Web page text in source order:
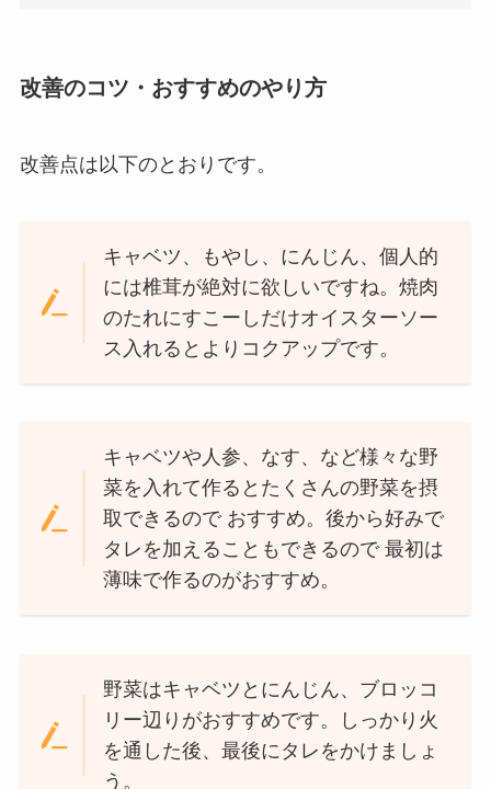
改善のコツ・おすすめのやり方
改善点は以下のとおりです。
キャベツ、もやし、にんじん、個人的
には椎茸が絶対に欲しいですね。焼肉
のたれにすこーしだけオイスターソー
ス入れるとよりコクアップです。
キャベツや人参、なす、など様々な野
菜を入れて作るとたくさんの野菜を摂
取できるので おすすめ。後から好みで
タレを加えることもできるので 最初は
薄味で作るのがおすすめ。
野菜はキャベツとにんじん、ブロッコ
リー辺りがおすすめです。しっかり火
を通した後、最後にタレをかけましょ
う。